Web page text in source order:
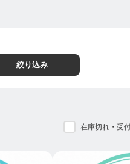
の資格を同時に取得）
絞り込み
在庫切れ・受